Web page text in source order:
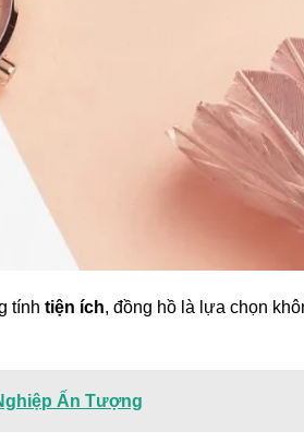
tính tiện ích, đồng hồ là lựa chọn
Ấn Tượng